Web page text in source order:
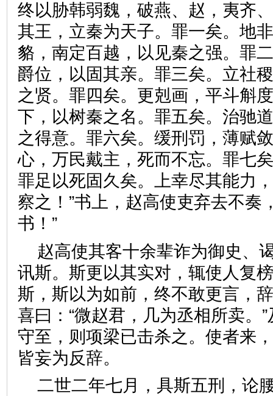
终以胁韩弱魏，破燕、赵，夷齐
其王，立秦为天子。罪一矣。地
貉，南定百越，以见秦之强。罪
爵位，以固其亲。罪三矣。立社
之贤。罪四矣。更剋画，平斗斛
下，以树秦之名。罪五矣。治驰
之得意。罪六矣。缓刑罚，薄赋
心，万民戴主，死而不忘。罪七
罪足以死固久矣。上幸尽其能力
察之！”书上，赵高使吏弃去不奏
书！”
赵高使其客十余辈诈为御史、
讯斯。斯更以其实对，辄使人复
斯，斯以为如前，终不敢更言，
喜曰：“微赵君，几为丞相所卖。
守至，则项梁已击杀之。使者来
皆妄为反辞。
二世二年七月，具斯五刑，论